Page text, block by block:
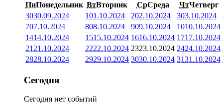
ПнПонедельник ВтВторник СрСреда ЧтЧетверг
3030.09.2024 101.10.2024 202.10.2024 303.10.2024
707.10.2024 808.10.2024 909.10.2024 1010.10.2024
1414.10.2024 1515.10.2024 1616.10.2024 1717.10.2024
21 21.10.2024 2222.10.2024 2323.10.2024 2424.10.2024
2828.10.2024 2929.10.2024 3030.10.2024 3131.10.2024
Сегодня
Сегодня нет событий